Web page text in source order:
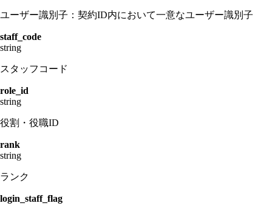
ユーザー識別子：契約ID内において一意なユーザー識別子
staff_code
string
スタッフコード
role_id
string
役割・役職ID
rank
string
ランク
login_staff_flag